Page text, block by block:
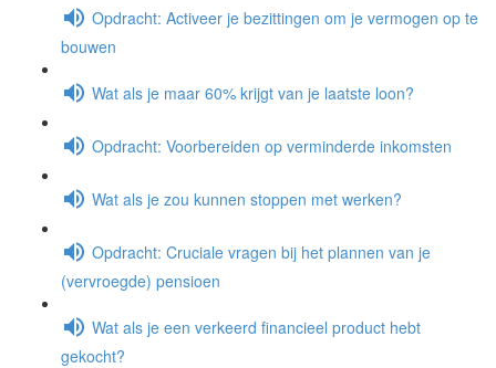
Opdracht: Activeer je bezittingen om je vermogen op te
bouwen
Wat als je maar 60% krijgt van je laatste loon?
Opdracht: Voorbereiden op verminderde inkomsten
Wat als je zou kunnen stoppen met werken?
Opdracht: Cruciale vragen bij het plannen van je
(vervroegde) pensioen
Wat als je een verkeerd financieel product hebt
gekocht?